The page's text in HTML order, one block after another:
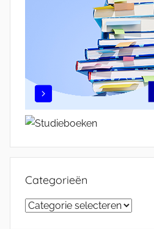
Categorieën
Categorieën